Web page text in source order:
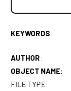
KEYWORDS
AUTHOR:
OBJECT NAME:
FILE TYPE: